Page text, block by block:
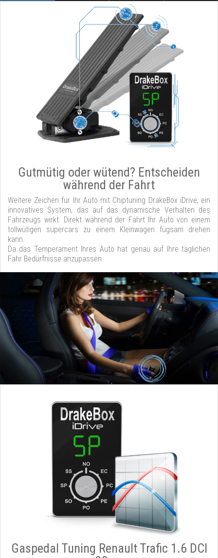
Gutmütig oder wütend? Entscheiden
während der Fahrt
Weitere Zeichen für Ihr Auto mit Chiptuning DrakeBox iDrive, ein
innovatives System, das auf das dynamische Verhalten des
Fahrzeugs wirkt. Direkt während der Fahrt Ihr Auto von einem
tollwütigen supercars zu einem Kleinwagen fügsam drehen
kann.
Da das Temperament Ihres Auto hat genau auf Ihre täglichen
Fahr Bedürfnisse anzupassen.
Gaspedal Tuning Renault Trafic 1.6 DCI